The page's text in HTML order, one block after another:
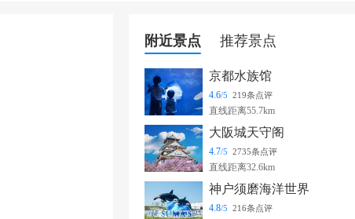
附近景点 推荐景点
京都水族馆
4.6/5 219条点评
直线距离55.7km
大阪城天守阁
4.7/5 2735条点评
直线距离32.6km
神户须磨海洋世界
4.8/5 216条点评